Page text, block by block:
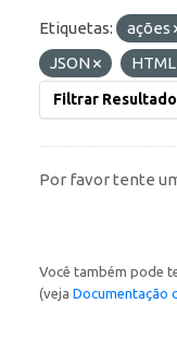
Etiquetas: ações
JSON
HTML
Filtrar
Por favor tente
Você também pode
(veja Documentação